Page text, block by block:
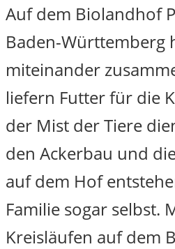
Auf dem Biolandhof
Baden-Württemberg
miteinander
liefern Futter für die
der Mist der Tiere
den Ackerbau und
auf dem Hof
Familie sogar selbst.
Kreisläufen auf dem